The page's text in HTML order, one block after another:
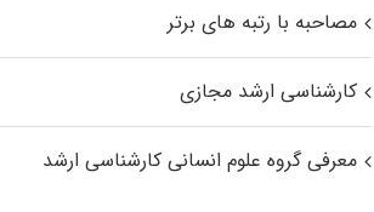
مصاحبه با رتبه های برتر
کارشناسی ارشد مجازی
معرفی گروه علوم انسانی کارشناسی ارشد